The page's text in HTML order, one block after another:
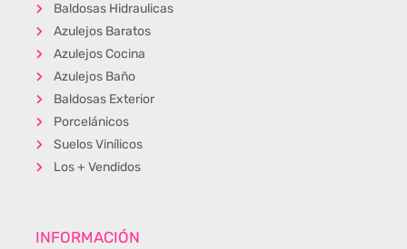
Baldosas Hidraulicas
Azulejos Baratos
Azulejos Cocina
Azulejos Baño
Baldosas Exterior
Porcelánicos
Suelos Vinílicos
Los + Vendidos
INFORMACIÓN